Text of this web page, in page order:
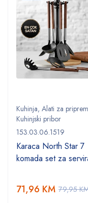
Kuhinja, Alati za
Kuhinjski pribor
153.03.06.1519
Karaca North Star 7
komada set za
79,95
71,96 KM